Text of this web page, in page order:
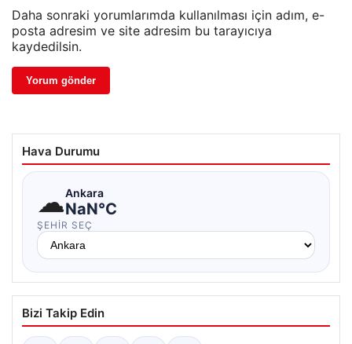
Daha sonraki yorumlarımda kullanılması için adım, e-
posta adresim ve site adresim bu tarayıcıya
kaydedilsin.
Hava Durumu
☁Ankara
NaN°C
ŞEHIR SEÇ
Bizi Takip Edin